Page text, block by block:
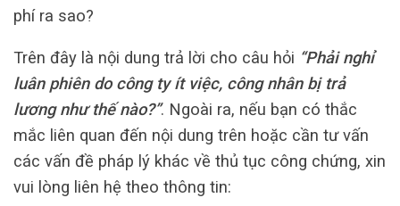
phí ra sao?
Trên đây là nội dung trả lời cho câu hỏi “Phải nghỉ
luân phiên do công ty ít việc, công nhân bị trả
lương như thế nào?”. Ngoài ra, nếu bạn có thắc
mắc liên quan đến nội dung trên hoặc cần tư vấn
các vấn đề pháp lý khác về thủ tục công chứng, xin
vui lòng liên hệ theo thông tin: